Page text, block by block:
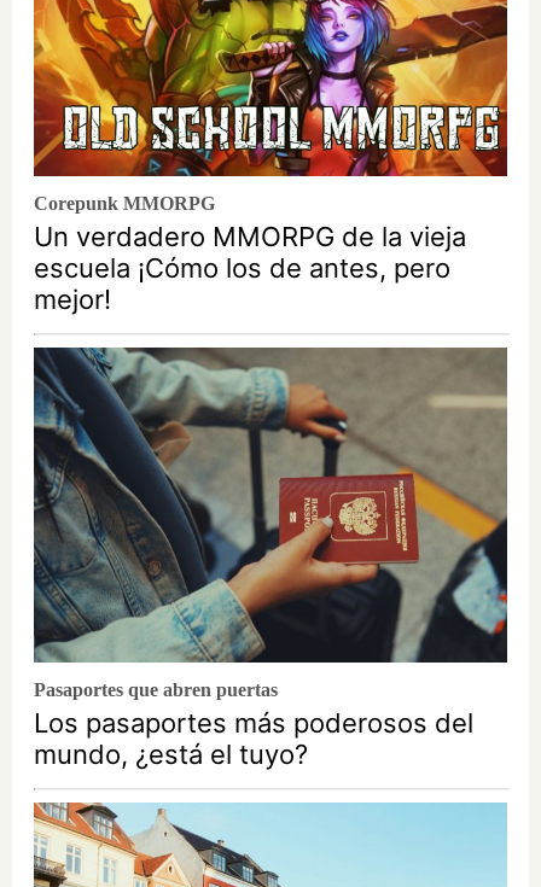
Corepunk MMORPG
Un verdadero MMORPG de la vieja
escuela ¡Cómo los de antes, pero
mejor!
Pasaportes que abren puertas
Los pasaportes más poderosos del
mundo, ¿está el tuyo?